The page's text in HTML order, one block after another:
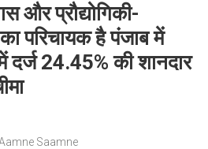
और प्रौद्योगिकी-
परिचायक है पंजाब में
दर्ज 24.45% की शानदार
Saamne